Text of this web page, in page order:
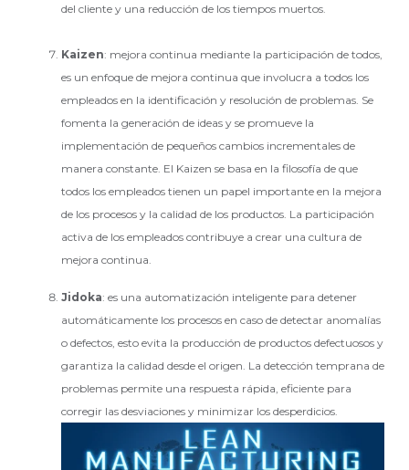
del cliente y una reducción de los tiempos muertos.
Kaizen: mejora continua mediante la participación de todos,
es un enfoque de mejora continua que involucra a todos los
empleados en la identificación y resolución de problemas. Se
fomenta la generación de ideas y se promueve la
implementación de pequeños cambios incrementales de
manera constante. El Kaizen se basa en la filosofía de que
todos los empleados tienen un papel importante en la mejora
de los procesos y la calidad de los productos. La participación
activa de los empleados contribuye a crear una cultura de
mejora continua.
Jidoka: es una automatización inteligente para detener
automáticamente los procesos en caso de detectar anomalías
o defectos, esto evita la producción de productos defectuosos y
garantiza la calidad desde el origen. La detección temprana de
problemas permite una respuesta rápida, eficiente para
corregir las desviaciones y minimizar los desperdicios.